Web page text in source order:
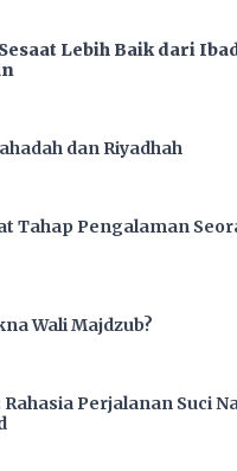
Lebih Baik dari
dan Riyadhah
Tahap Pengalaman
Wali Majdzub?
Perjalanan Suci